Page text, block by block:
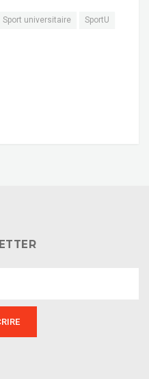
Sport universitaire
SportU